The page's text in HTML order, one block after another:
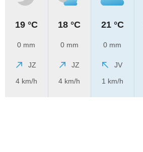
19 °C
0 mm
JZ
4 km/h
18 °C
0 mm
JZ
4 km/h
21 °C
0 mm
JV
1 km/h